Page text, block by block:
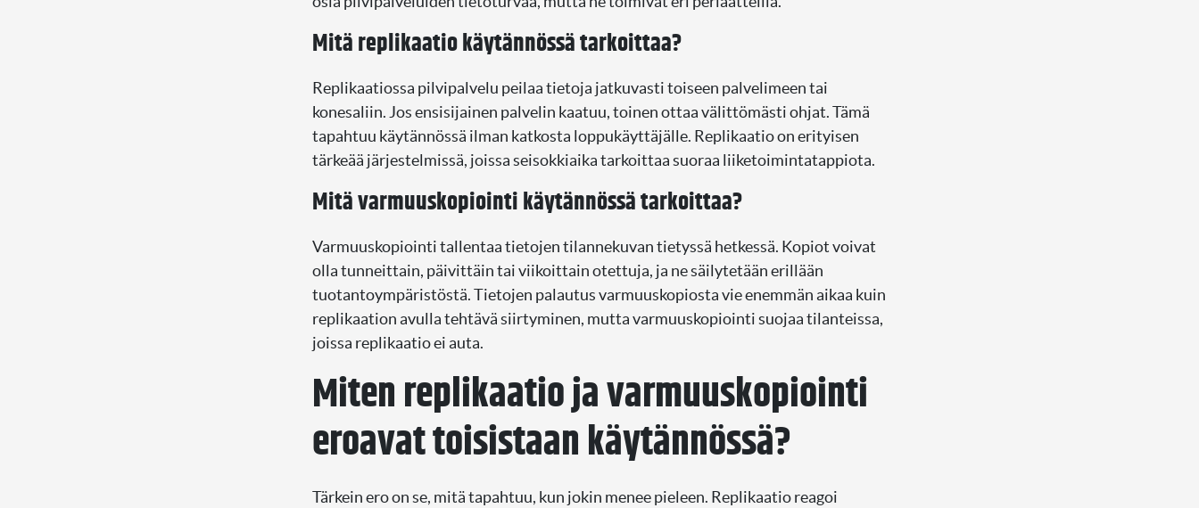
Mitä replikaatio käytännössä tarkoittaa?
Replikaatiossa pilvipalvelu peilaa tietoja jatkuvasti toiseen palvelimeen tai
konesaliin. Jos ensisijainen palvelin kaatuu, toinen ottaa välittömästi ohjat. Tämä
tapahtuu käytännössä ilman katkosta loppukäyttäjälle. Replikaatio on erityisen
tärkeää järjestelmissä, joissa seisokkiaika tarkoittaa suoraa liiketoimintatappiota.
Mitä varmuuskopiointi käytännössä tarkoittaa?
Varmuuskopiointi tallentaa tietojen tilannekuvan tietyssä hetkessä. Kopiot voivat
olla tunneittain, päivittäin tai viikoittain otettuja, ja ne säilytetään erillään
tuotantoympäristöstä. Tietojen palautus varmuuskopiosta vie enemmän aikaa kuin
replikaation avulla tehtävä siirtyminen, mutta varmuuskopiointi suojaa tilanteissa,
joissa replikaatio ei auta.
Miten replikaatio ja varmuuskopiointi
eroavat toisistaan käytännössä?
Tärkein ero on se, mitä tapahtuu, kun jokin menee pieleen. Replikaatio reagoi